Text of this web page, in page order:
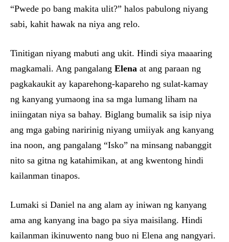
“Pwede po bang makita ulit?” halos pabulong niyang
sabi, kahit hawak na niya ang relo.
Tinitigan niyang mabuti ang ukit. Hindi siya maaaring
magkamali. Ang pangalang Elena at ang paraan ng
pagkakaukit ay kaparehong-kapareho ng sulat-kamay
ng kanyang yumaong ina sa mga lumang liham na
iniingatan niya sa bahay. Biglang bumalik sa isip niya
ang mga gabing naririnig niyang umiiyak ang kanyang
ina noon, ang pangalang “Isko” na minsang nabanggit
nito sa gitna ng katahimikan, at ang kwentong hindi
kailanman tinapos.
Lumaki si Daniel na ang alam ay iniwan ng kanyang
ama ang kanyang ina bago pa siya maisilang. Hindi
kailanman ikinuwento nang buo ni Elena ang nangyari.